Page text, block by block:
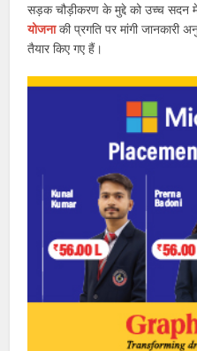
सड़क चौड़ीकरण के मुद्दे को उच्च सदन
योजनाकी प्रगति पर मांगी जानकारी
तैयार किए गए हैं।